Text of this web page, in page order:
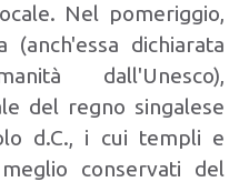
Nel pomeriggio,
(anch'essa dichiarata
dall'Unesco),
del regno singalese
d.C., i cui templi e
conservati del